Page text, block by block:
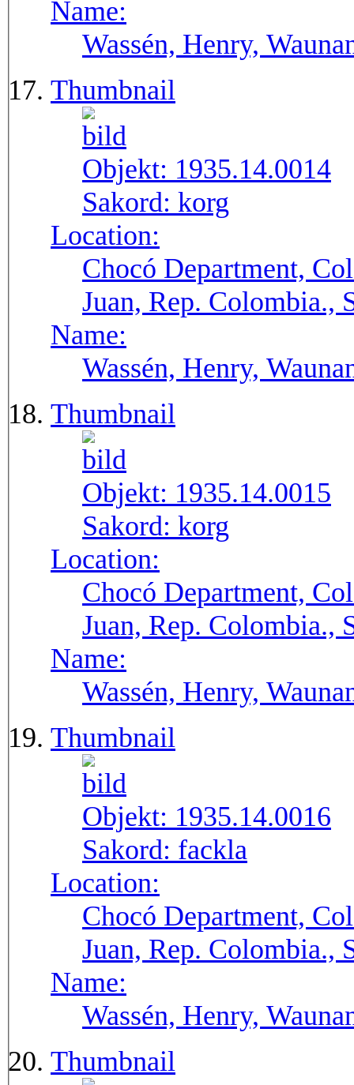
Name:
Wassén, Henry,
Thumbnail
Objekt: 1935.14.0014
Sakord: korg
Location:
Chocó Department,
Juan, Rep. Colombia.,
Name:
Wassén, Henry,
Thumbnail
Objekt: 1935.14.0015
Sakord: korg
Location:
Chocó Department,
Juan, Rep. Colombia.,
Name:
Wassén, Henry,
Thumbnail
Objekt: 1935.14.0016
Sakord: fackla
Location:
Chocó Department,
Juan, Rep. Colombia.,
Name:
Wassén, Henry,
Thumbnail